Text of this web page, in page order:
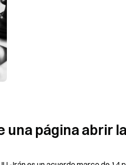
una página abrir